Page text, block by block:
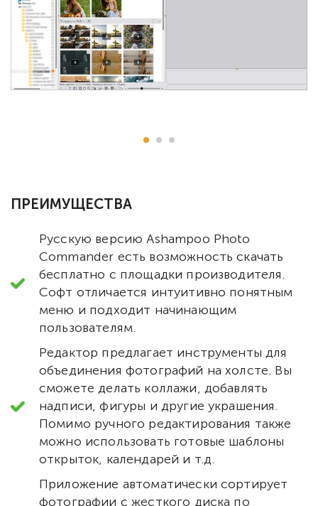
ПРЕИМУЩЕСТВА
Русскую версию Ashampoo Photo
Commander есть возможность скачать
бесплатно с площадки производителя.
Софт отличается интуитивно понятным
меню и подходит начинающим
пользователям.
Редактор предлагает инструменты для
объединения фотографий на холсте. Вы
сможете делать коллажи, добавлять
надписи, фигуры и другие украшения.
Помимо ручного редактирования также
можно использовать готовые шаблоны
открыток, календарей и т.д.
Приложение автоматически сортирует
фотографии с жесткого диска по